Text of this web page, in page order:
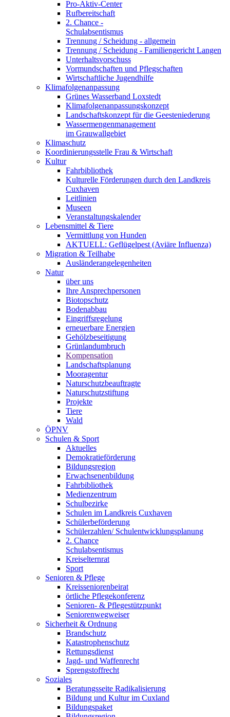
Pro-Aktiv-Center
Rufbereitschaft
2. Chance -
Schulabsentismus
Trennung / Scheidung - allgemein
Trennung / Scheidung - Familiengericht Langen
Unterhaltsvorschuss
Vormundschaften und Pflegschaften
Wirtschaftliche Jugendhilfe
Klimafolgenanpassung
Grünes Wasserband Loxstedt
Klimafolgenanpassungskonzept
Landschaftskonzept für die Geesteniederung
Wassermengenmanagement
im Grauwallgebiet
Klimaschutz
Koordinierungsstelle Frau & Wirtschaft
Kultur
Fahrbibliothek
Kulturelle Förderungen durch den Landkreis
Cuxhaven
Leitlinien
Museen
Veranstaltungskalender
Lebensmittel & Tiere
Vermittlung von Hunden
AKTUELL: Geflügelpest (Aviäre Influenza)
Migration & Teilhabe
Ausländerangelegenheiten
Natur
über uns
Ihre Ansprechpersonen
Biotopschutz
Bodenabbau
Eingriffsregelung
erneuerbare Energien
Gehölzbeseitigung
Grünlandumbruch
Kompensation
Landschaftsplanung
Mooragentur
Naturschutzbeauftragte
Naturschutzstiftung
Projekte
Tiere
Wald
ÖPNV
Schulen & Sport
Aktuelles
Demokratieförderung
Bildungsregion
Erwachsenenbildung
Fahrbibliothek
Medienzentrum
Schulbezirke
Schulen im Landkreis Cuxhaven
Schülerbeförderung
Schülerzahlen/ Schulentwicklungsplanung
2. Chance
Schulabsentismus
Kreiselternrat
Sport
Senioren & Pflege
Kreisseniorenbeirat
örtliche Pflegekonferenz
Senioren- & Pflegestützpunkt
Seniorenwegweiser
Sicherheit & Ordnung
Brandschutz
Katastrophenschutz
Rettungsdienst
Jagd- und Waffenrecht
Sprengstoffrecht
Soziales
Beratungsseite Radikalisierung
Bildung und Kultur im Cuxland
Bildungspaket